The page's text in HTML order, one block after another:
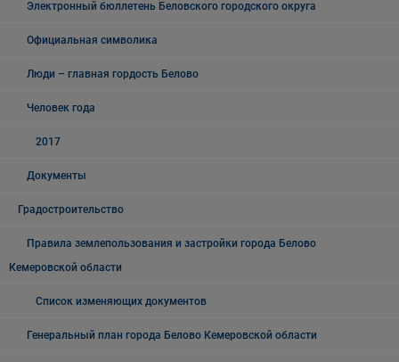
Электронный бюллетень Беловского городского округа
Официальная символика
Люди – главная гордость Белово
Человек года
2017
Документы
Градостроительство
Правила землепользования и застройки города Белово
Кемеровской области
Список изменяющих документов
Генеральный план города Белово Кемеровской области